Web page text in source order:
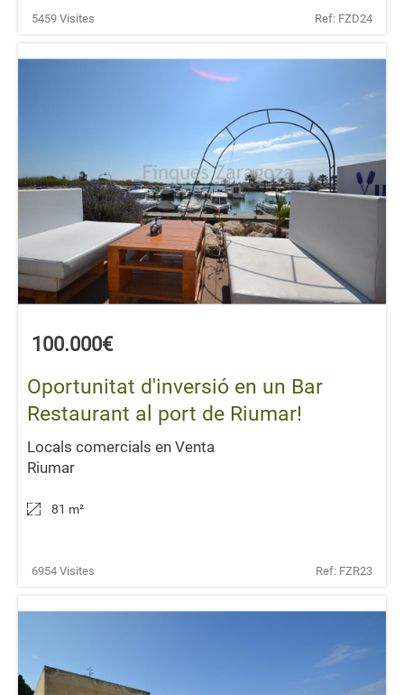
5459 Visites Ref: FZD24
100.000€
Oportunitat d'inversió en un Bar
Restaurant al port de Riumar!
Locals comercials en Venta
Riumar
81 m²
6954 Visites Ref: FZR23